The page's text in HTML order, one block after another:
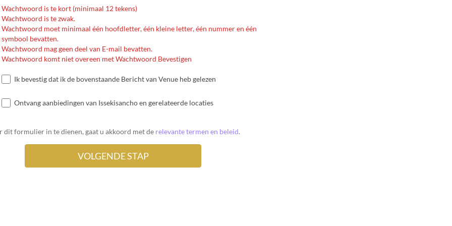
Wachtwoord is te kort (minimaal 12 tekens)
Wachtwoord is te zwak.
Wachtwoord moet minimaal één hoofdletter, één kleine letter, één nummer en één
symbool bevatten.
Wachtwoord mag geen deel van E-mail bevatten.
Wachtwoord komt niet overeen met Wachtwoord Bevestigen
Ik bevestig dat ik de bovenstaande Bericht van Venue heb gelezen
Ontvang aanbiedingen van Issekisancho en gerelateerde locaties
dit formulier in te dienen, gaat u akkoord met de relevante termen en beleid.